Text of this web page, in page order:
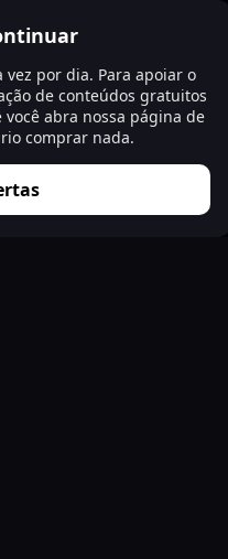
vez por dia. Para apoiar o
de conteúdos gratuitos
abra nossa página de
comprar nada.